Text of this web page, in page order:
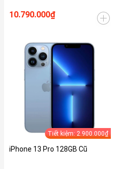
10.790.000₫
Tiết kiệm: 2.900.000₫
iPhone 13 Pro 128GB Cũ